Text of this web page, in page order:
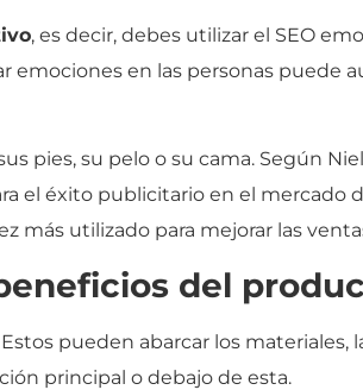
, es decir, debes utilizar el SEO
emociones en las personas puede
pies, su pelo o su cama. Según
el éxito publicitario en el mercado
más utilizado para mejorar las
del
pueden abarcar los materiales,
principal o debajo de esta.